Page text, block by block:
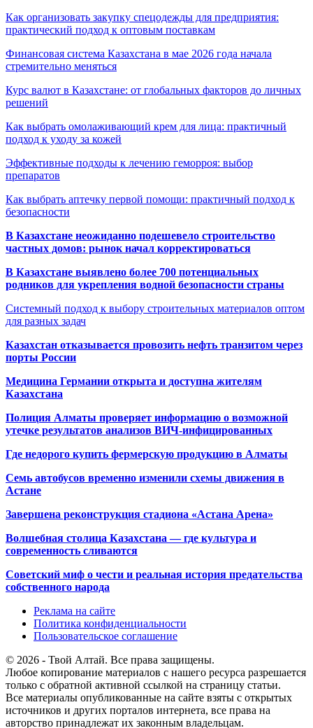
Как организовать закупку спецодежды для предприятия:
практический подход к оптовым поставкам
Финансовая система Казахстана в мае 2026 года начала
стремительно меняться
Курс валют в Казахстане: от глобальных факторов до личных
решений
Как выбрать омолаживающий крем для лица: практичный
подход к уходу за кожей
Эффективные подходы к лечению геморроя: выбор
препаратов
Как выбрать аптечку первой помощи: практичный подход к
безопасности
В Казахстане неожиданно подешевело строительство
частных домов: рынок начал корректироваться
В Казахстане выявлено более 700 потенциальных
родников для укрепления водной безопасности страны
Системный подход к выбору строительных материалов оптом
для разных задач
Казахстан отказывается провозить нефть транзитом через
порты России
Медицина Германии открыта и доступна жителям
Казахстана
Полиция Алматы проверяет информацию о возможной
утечке результатов анализов ВИЧ-инфицированных
Где недорого купить фермерскую продукцию в Алматы
Семь автобусов временно изменили схемы движения в
Астане
Завершена реконструкция стадиона «Астана Арена»
Волшебная столица Казахстана — где культура и
современность сливаются
Советский миф о чести и реальная история предательства
собственного народа
Реклама на сайте
Политика конфиденциальности
Пользовательское соглашение
© 2026 - Твой Алтай. Все права защищены.
Любое копирование материалов с нашего ресурса разрешается
только с обратной активной ссылкой на страницу статьи.
Все материалы опубликованные на сайте взяты с открытых
источников и других порталов интернета, все права на
авторство принадлежат их законным владельцам.